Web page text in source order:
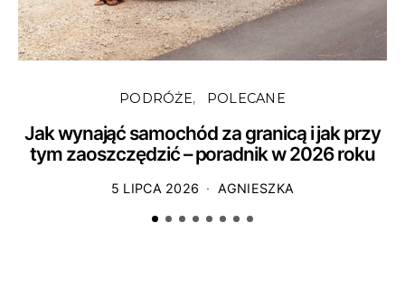
PODRÓŻE POLECANE
Jak wynająć samochód za granicą i jak przy
tym zaoszczędzić – poradnik w 2026 roku
5 LIPCA 2026 AGNIESZKA